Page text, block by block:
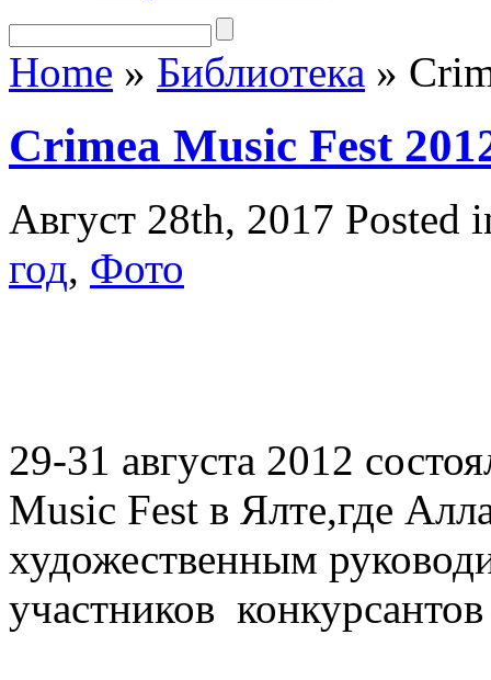
Home » Библиотека »
Crimea Music Fest
Август 28th, 2017 Posted
год, Фото
29-31 августа 2012
Music Fest в Ялте,где
художественным
участников конкурсантов